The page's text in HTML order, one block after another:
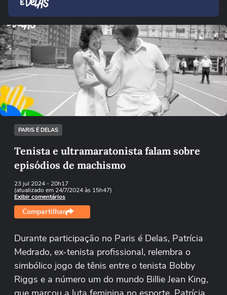
Ops!
Não foi possível reproduzir o vídeo
Tentar novamente
PARIS É DELAS
Tenista e ultramaratonista falam sobre
episódios de machismo
23 jul 2024- 20h17
(atualizado em 24/7/2024 às 15h47)
Exibir comentários
Compartilhar
Durante participação no Paris é Delas, Patrícia
Medrado, ex-tenista profissional, relembra o
simbólico jogo de tênis entre o tenista Bobby
Riggs e a número um do mundo Billie Jean King,